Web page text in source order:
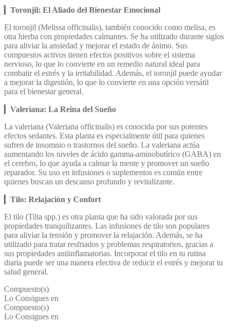
Toronjil: El Aliado del Bienestar Emocional
El toronjil (Melissa officinalis), también conocido como melisa, es
otra hierba con propiedades calmantes. Se ha utilizado durante siglos
para aliviar la ansiedad y mejorar el estado de ánimo. Sus
compuestos activos tienen efectos positivos sobre el sistema
nervioso, lo que lo convierte en un remedio natural ideal para
combatir el estrés y la irritabilidad. Además, el toronjil puede ayudar
a mejorar la digestión, lo que lo convierte en una opción versátil
para el bienestar general.
Valeriana: La Reina del Sueño
La valeriana (Valeriana officinalis) es conocida por sus potentes
efectos sedantes. Esta planta es especialmente útil para quienes
sufren de insomnio o trastornos del sueño. La valeriana actúa
aumentando los niveles de ácido gamma-aminobutírico (GABA) en
el cerebro, lo que ayuda a calmar la mente y promover un sueño
reparador. Su uso en infusiones o suplementos es común entre
quienes buscan un descanso profundo y revitalizante.
Tilo: Relajación y Confort
El tilo (Tilia spp.) es otra planta que ha sido valorada por sus
propiedades tranquilizantes. Las infusiones de tilo son populares
para aliviar la tensión y promover la relajación. Además, se ha
utilizado para tratar resfriados y problemas respiratorios, gracias a
sus propiedades antiinflamatorias. Incorporar el tilo en tu rutina
diaria puede ser una manera efectiva de reducir el estrés y mejorar tu
salud general.
Compuesto(s)
Lo Consigues en
Compuesto(s)
Lo Consigues en